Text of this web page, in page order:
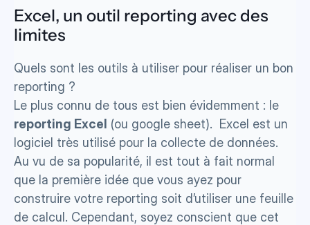
Excel, un outil reporting avec des
limites
Quels sont les outils à utiliser pour réaliser un bon
reporting ?
reporting Excel (ou google sheet).  Excel est un
logiciel très utilisé pour la collecte de données.
Au vu de sa popularité, il est tout à fait normal
que la première idée que vous ayez pour
construire votre reporting soit d’utiliser une feuille
de calcul. Cependant, soyez conscient que cet